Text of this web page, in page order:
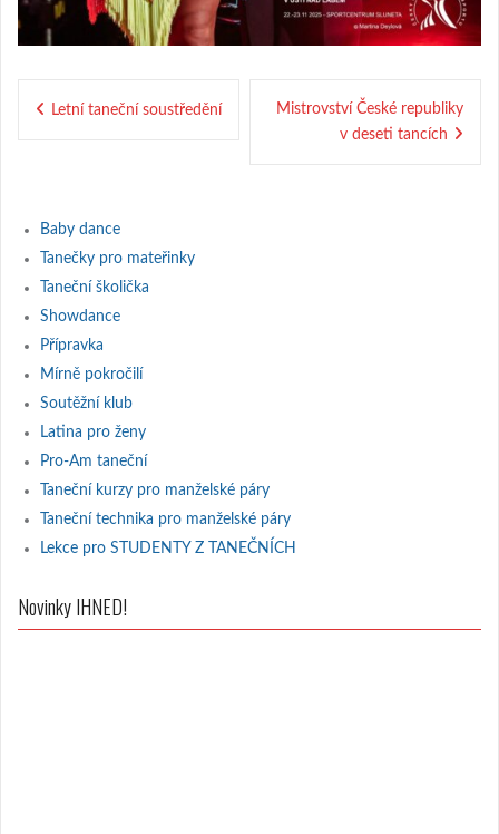
Navigace
Letní taneční soustředění
Mistrovství České republiky
v deseti tancích
Baby dance
Tanečky pro mateřinky
Taneční školička
Showdance
Přípravka
Mírně pokročilí
Soutěžní klub
Latina pro ženy
Pro-Am taneční
Taneční kurzy pro manželské páry
Taneční technika pro manželské páry
Lekce pro STUDENTY Z TANEČNÍCH
Novinky IHNED!